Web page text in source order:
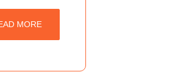
MORE